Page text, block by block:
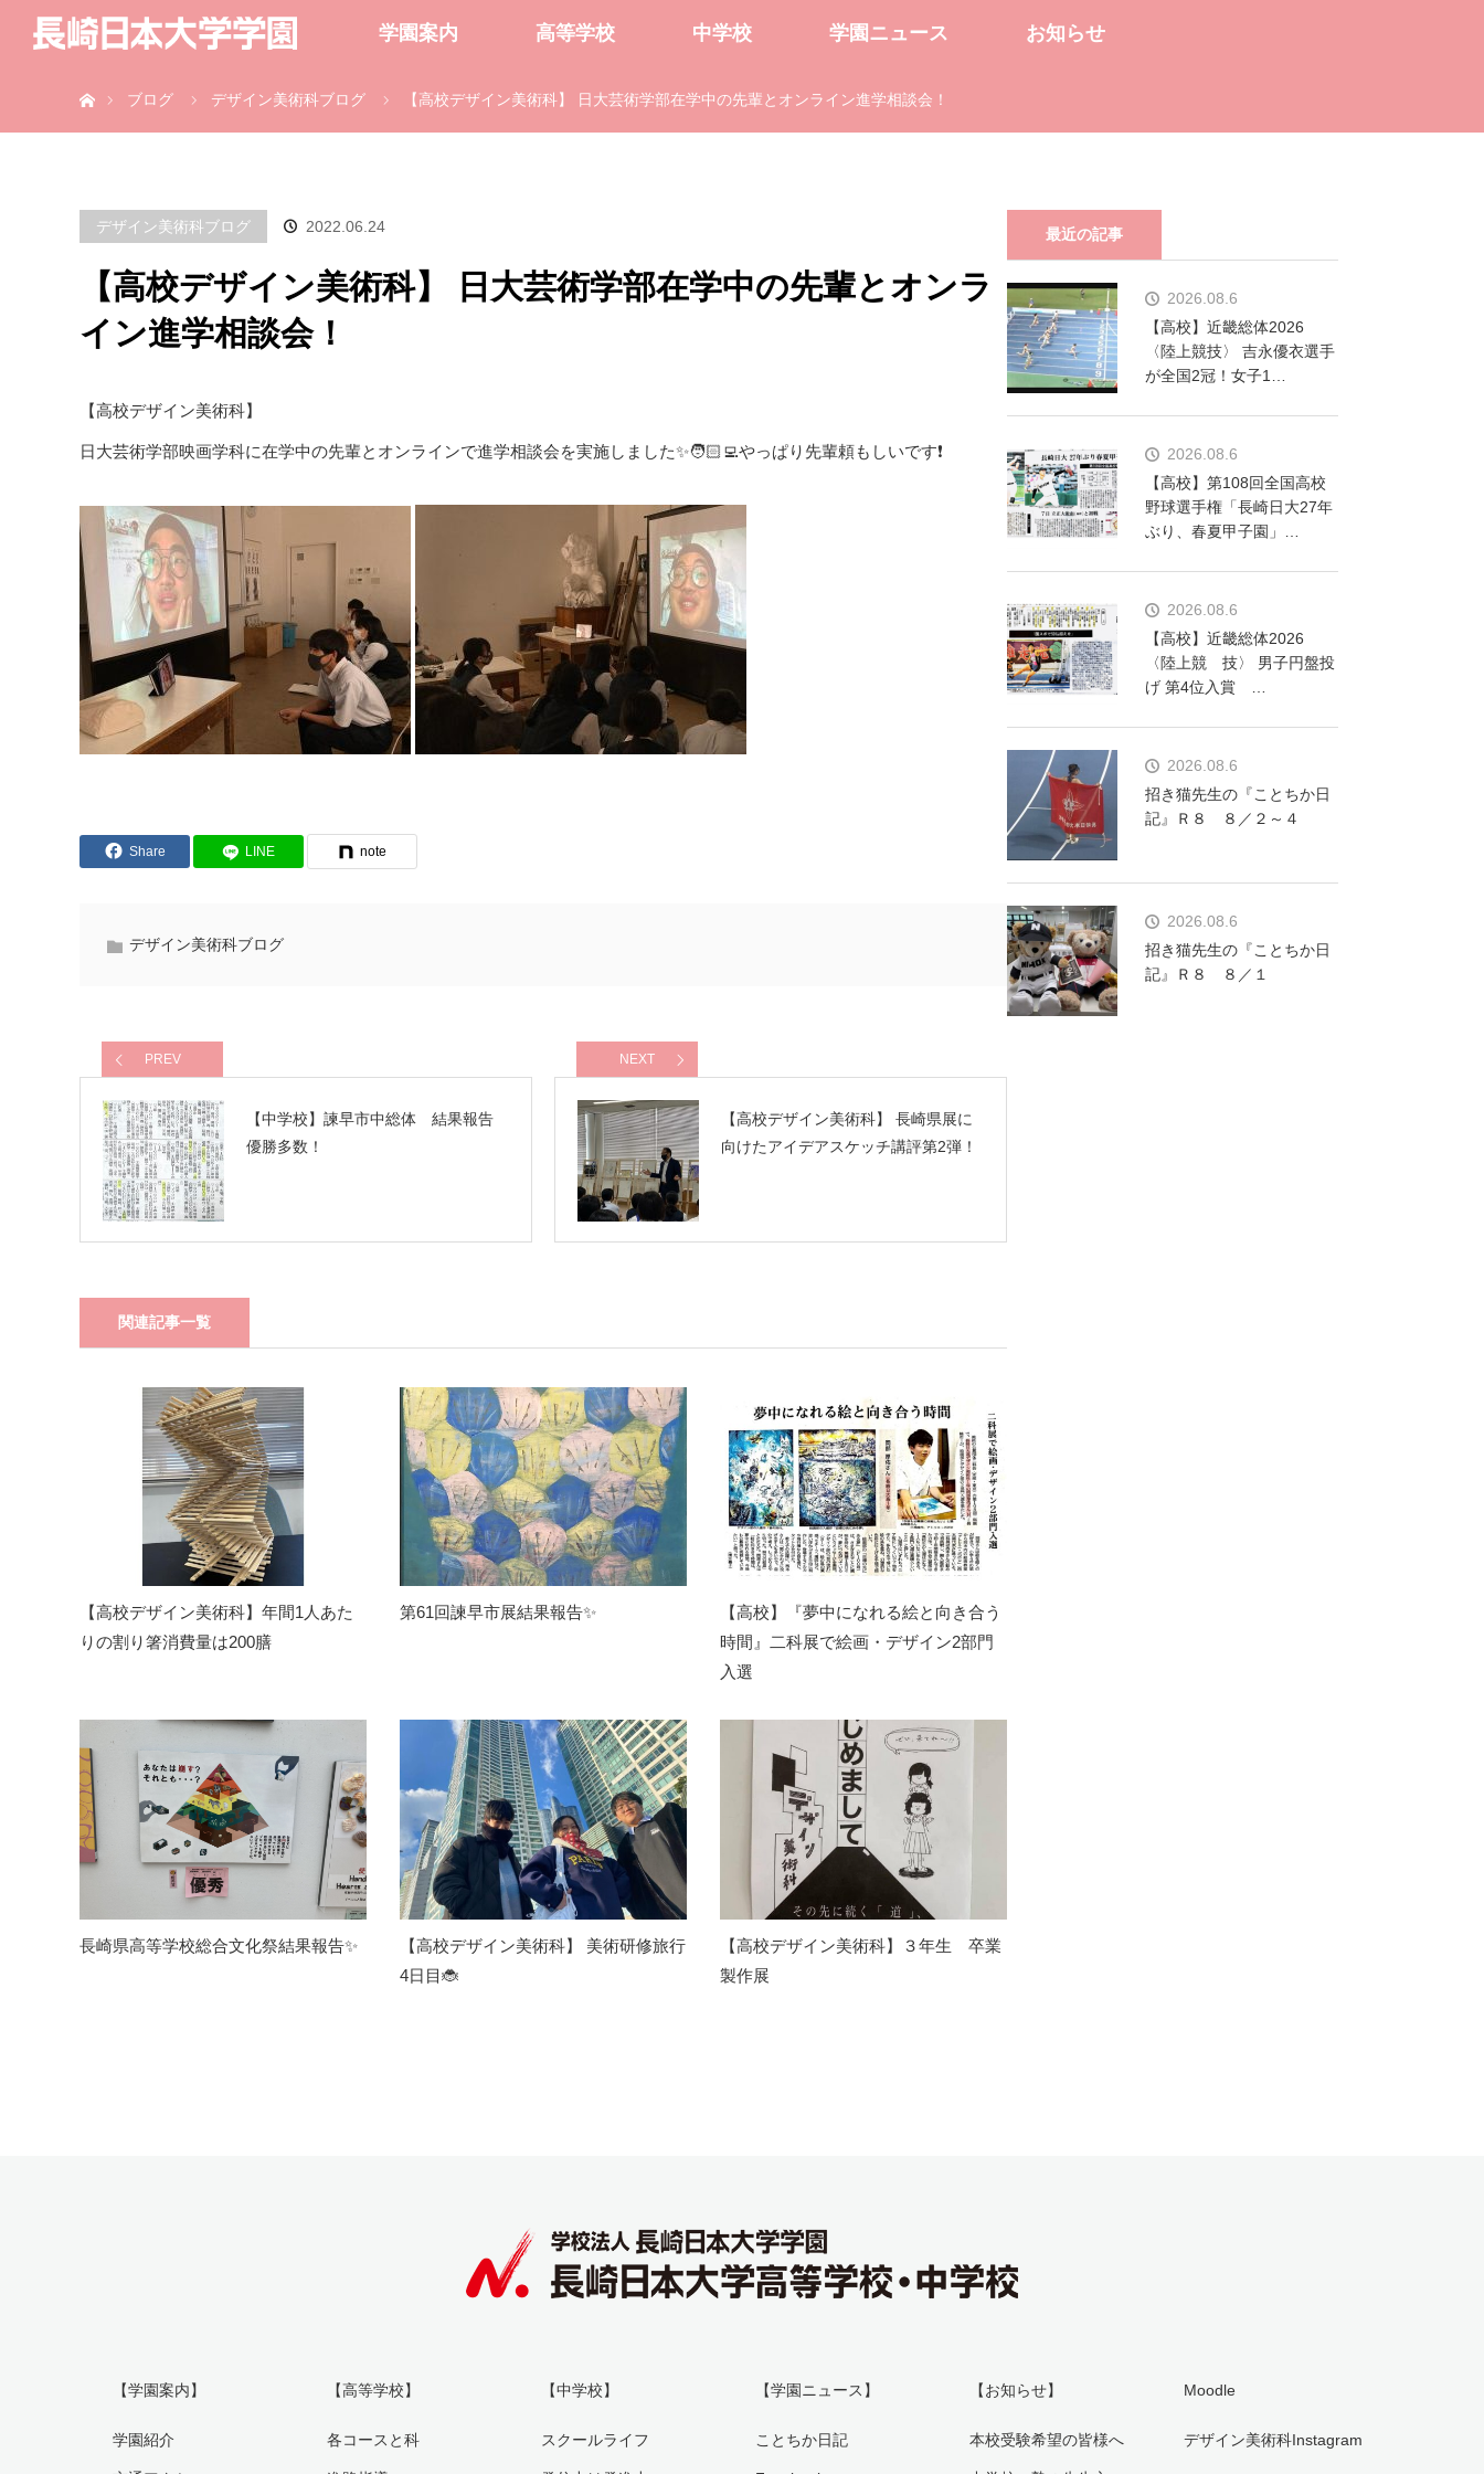
学園案内 高等学校 中学校 学園ニュース お知らせ
ブログ
デザイン美術科ブログ 【高校デザイン美術科】 日大芸術学部在学中の先輩とオンライン進学相談会！
デザイン美術科ブログ 2022.06.24
【高校デザイン美術科】 日大芸術学部在学中の先輩とオンラ
イン進学相談会！
【高校デザイン美術科】
日大芸術学部映画学科に在学中の先輩とオンラインで進学相談会を実施しました✨🧑🏻‍💻やっぱり先輩頼もしいです❗️
Share LINE note
デザイン美術科ブログ
PREV
【中学校】諫早市中総体 結果報告
優勝多数！
NEXT
【高校デザイン美術科】 長崎県展に
向けたアイデアスケッチ講評第2弾！
関連記事一覧
【高校デザイン美術科】年間1人あた
りの割り箸消費量は200膳
第61回諫早市展結果報告✨
【高校】『夢中になれる絵と向き合う
時間』二科展で絵画・デザイン2部門
入選
長崎県高等学校総合文化祭結果報告✨
【高校デザイン美術科】 美術研修旅行
4日目🐞
【高校デザイン美術科】３年生 卒業
製作展
最近の記事
2026.08.6
【高校】近畿総体2026
〈陸上競技〉 吉永優衣選手
が全国2冠！女子1…
2026.08.6
【高校】第108回全国高校
野球選手権「長崎日大27年
ぶり、春夏甲子園」…
2026.08.6
【高校】近畿総体2026
〈陸上競 技〉 男子円盤投
げ 第4位入賞 …
2026.08.6
招き猫先生の『ことちか日
記』Ｒ８ ８／２～４
2026.08.6
招き猫先生の『ことちか日
記』Ｒ８ ８／１
【学園案内】
学園紹介
【高等学校】
各コースと科
【中学校】
スクールライフ
【学園ニュース】
ことちか日記
【お知らせ】
本校受験希望の皆様へ
Moodle
デザイン美術科Instagram